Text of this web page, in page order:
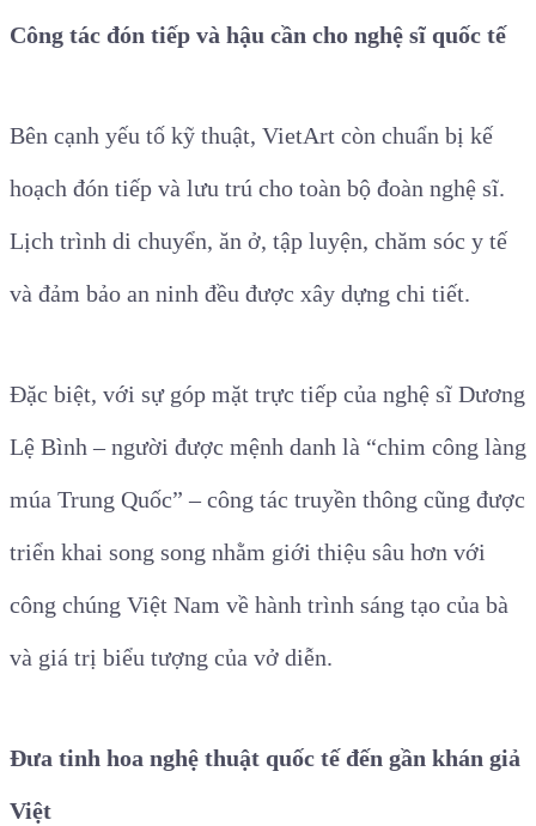
Công tác đón tiếp và hậu cần cho nghệ sĩ quốc tế
Bên cạnh yếu tố kỹ thuật, VietArt còn chuẩn bị kế
hoạch đón tiếp và lưu trú cho toàn bộ đoàn nghệ sĩ.
Lịch trình di chuyển, ăn ở, tập luyện, chăm sóc y tế
và đảm bảo an ninh đều được xây dựng chi tiết.
Đặc biệt, với sự góp mặt trực tiếp của nghệ sĩ Dương
Lệ Bình – người được mệnh danh là “chim công làng
múa Trung Quốc” – công tác truyền thông cũng được
triển khai song song nhằm giới thiệu sâu hơn với
công chúng Việt Nam về hành trình sáng tạo của bà
và giá trị biểu tượng của vở diễn.
Đưa tinh hoa nghệ thuật quốc tế đến gần khán giả
Việt